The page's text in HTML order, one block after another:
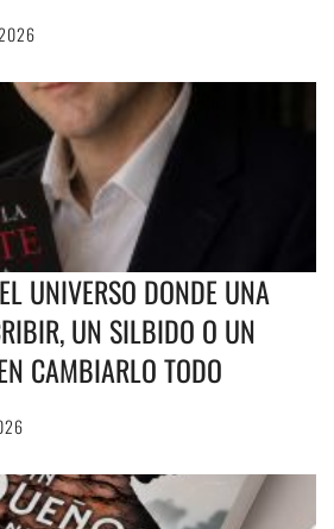
UNIVERSO DONDE UNA
UN SILBIDO O UN
CAMBIARLO TODO